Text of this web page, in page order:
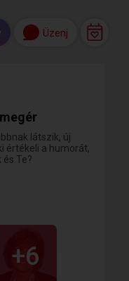
Üzenj
látszik, új
értékeli a humorát,
Te?
+6